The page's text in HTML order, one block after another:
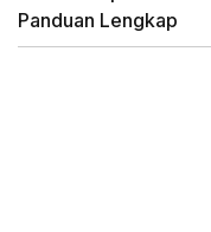
Panduan Lengkap